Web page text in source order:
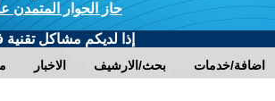
حاز الحوار المتمدن
إذا لديكم مشاكل تقنية
الاخبار بحث/الارشيف اضافة/خدمات